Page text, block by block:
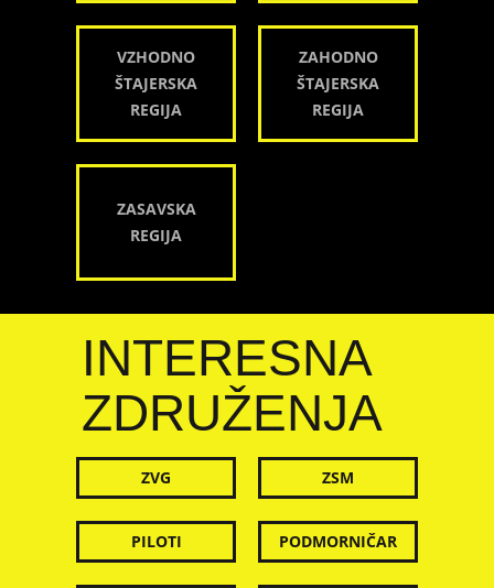
VZHODNO
ŠTAJERSKA
REGIJA
ZAHODNO
ŠTAJERSKA
REGIJA
ZASAVSKA
REGIJA
INTERESNA
ZDRUŽENJA
ZVG ZSM
PILOTI PODMORNIČAR